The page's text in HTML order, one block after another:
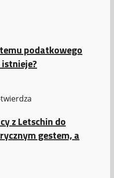
podatkowego
z Letschin do
gestem, a